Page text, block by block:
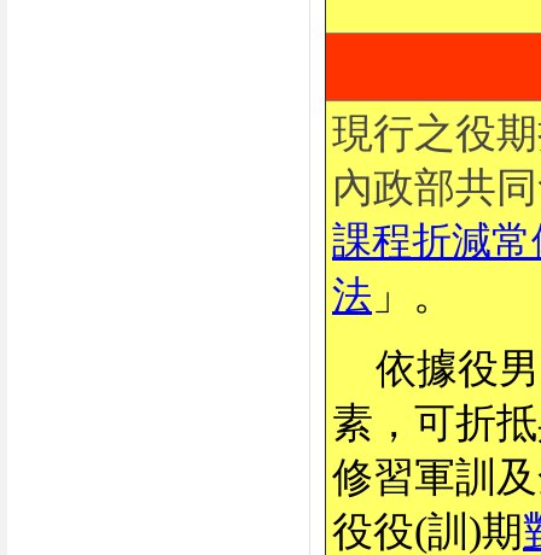
現行之役
內政部共
課程折減
法 」。
依據役男
素，可折
修習軍訓
役役(訓)期